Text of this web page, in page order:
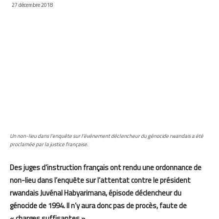
27 décembre 2018
Un non-lieu dans l’enquête sur l’événement déclencheur du génocide rwandais a été
proclamée par la justice française.
Des juges d’instruction français ont rendu une ordonnance de
non-lieu dans l’enquête sur l’attentat contre le président
rwandais Juvénal Habyarimana, épisode déclencheur du
génocide de 1994. Il n’y aura donc pas de procès, faute de